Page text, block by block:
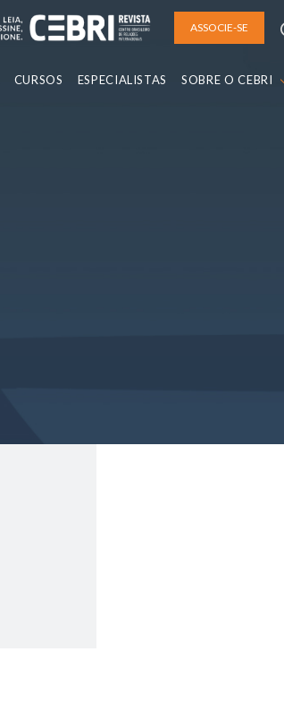
ASSOCIE-SE
CURSOS ESPECIALISTAS SOBRE O CEBRI